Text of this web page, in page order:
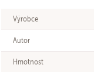
Výrobce
Autor
Hmotnost